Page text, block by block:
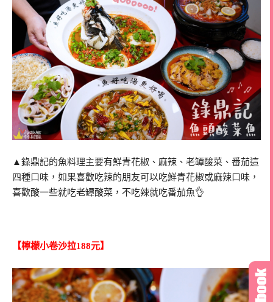
▲錄鼎記的魚料理主要有鮮青花椒、麻辣、老罈酸菜、番茄這
四種口味，如果喜歡吃辣的朋友可以吃鮮青花椒或麻辣口味，
喜歡酸一些就吃老罈酸菜，不吃辣就吃番茄魚👌
【檸檬小卷沙拉188元】